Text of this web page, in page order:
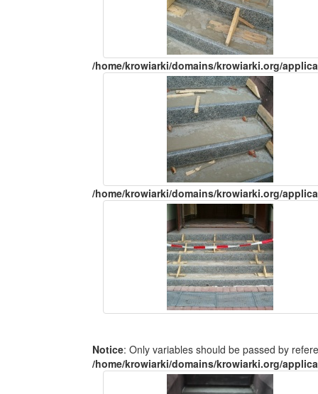
/home/krowiarki/domains/krowiarki.org/
/home/krowiarki/domains/krowiarki.org/
Notice: Only variables should be passed by
/home/krowiarki/domains/krowiarki.org/